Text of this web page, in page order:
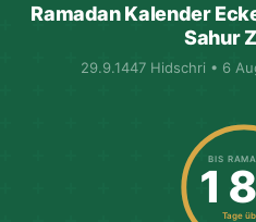
Ramadan Kalender
Sahur
29.9.1447 Hidschri • 6
BIS
Tage